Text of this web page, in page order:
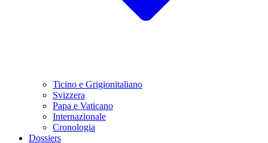
Ticino e Grigionitaliano
Svizzera
Papa e Vaticano
Internazionale
Cronologia
Dossiers